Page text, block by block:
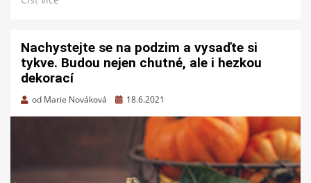
Nachystejte se na podzim a vysaďte si
tykve. Budou nejen chutné, ale i hezkou
dekorací
od Marie Nováková
Zveřejněno
18.6.2021